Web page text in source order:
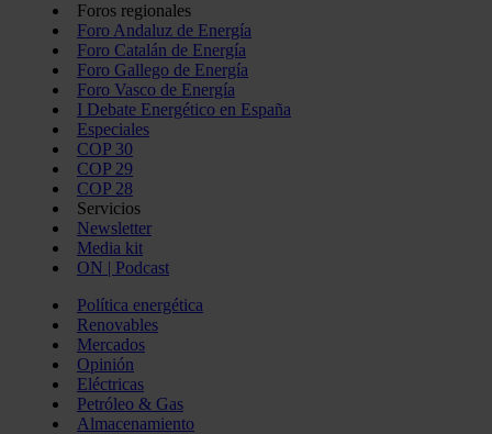
Foros regionales
Foro Andaluz de Energía
Foro Catalán de Energía
Foro Gallego de Energía
Foro Vasco de Energía
I Debate Energético en España
Especiales
COP 30
COP 29
COP 28
Servicios
Newsletter
Media kit
ON | Podcast
Política energética
Renovables
Mercados
Opinión
Eléctricas
Petróleo & Gas
Almacenamiento